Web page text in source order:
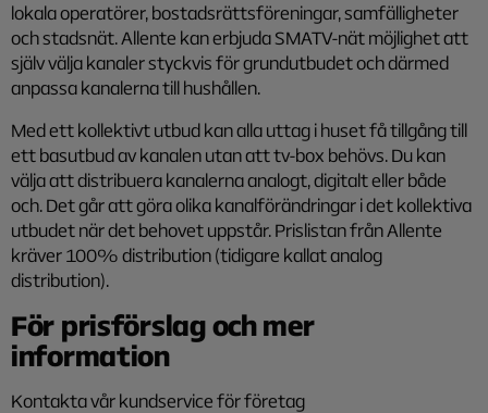
lokala operatörer, bostadsrättsföreningar, samfälligheter
och stadsnät. Allente kan erbjuda SMATV-nät möjlighet att
själv välja kanaler styckvis för grundutbudet och därmed
anpassa kanalerna till hushållen.
Med ett kollektivt utbud kan alla uttag i huset få tillgång till
ett basutbud av kanalen utan att tv-box behövs. Du kan
välja att distribuera kanalerna analogt, digitalt eller både
och. Det går att göra olika kanalförändringar i det kollektiva
utbudet när det behovet uppstår. Prislistan från Allente
kräver 100% distribution (tidigare kallat analog
distribution).
För prisförslag och mer
information
Kontakta vår kundservice för företag